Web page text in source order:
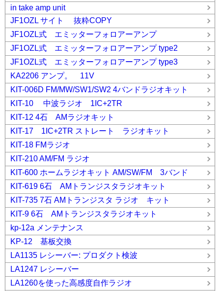
in take amp unit
JF1OZL サイト 抜粋COPY
JF1OZL式 エミッターフォロアーアンプ
JF1OZL式 エミッターフォロアーアンプ type2
JF1OZL式 エミッターフォロアーアンプ type3
KA2206 アンプ。 11V
KIT-006D FM/MW/SW1/SW2 4バンドラジオキット
KIT-10 中波ラジオ 1IC+2TR
KIT-12 4石 AMラジオキット
KIT-17 1IC+2TR ストレート ラジオキット
KIT-18 FMラジオ
KIT-210 AM/FM ラジオ
KIT-600 ホームラジオキット AM/SW/FM 3バンド
KIT-619 6石 AMトランジスタラジオキット
KIT-735 7石 AMトランジスタ ラジオ キット
KIT-9 6石 AMトランジスタラジオキット
kp-12a メンテナンス
KP-12 基板交換
LA1135 レシーバー: プロダクト検波
LA1247 レシーバー
LA1260を使った高感度自作ラジオ